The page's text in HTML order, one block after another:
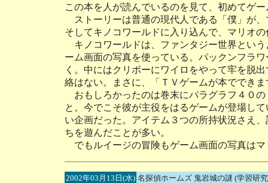
この本を人が読んでいるのを見て、初めてゲ
ストーリーは普通の現代人である「僕」が
そしてキノコワールドに入り込んで、マリオ
キノコワールドは、ファンタジー世界とい
ーム画面の写真を使っている。パックンフラ
く。中にはクリボーにワイロをやって牢を脱
絡はない。まさに、「ＴＶゲームが本ででき
おもしろかったのは巻末にパラグラフ４０
と。今でこそ彼が主役をはるゲームが登場し
い企画だった。アイテム３つの所持状況さえ
ちを遊んだことが多い。
でもルイージの冒険もゲーム画面の写真は
2002年03月13日(水) 名探偵ホームズ 鬼岩城の謎 (学習研